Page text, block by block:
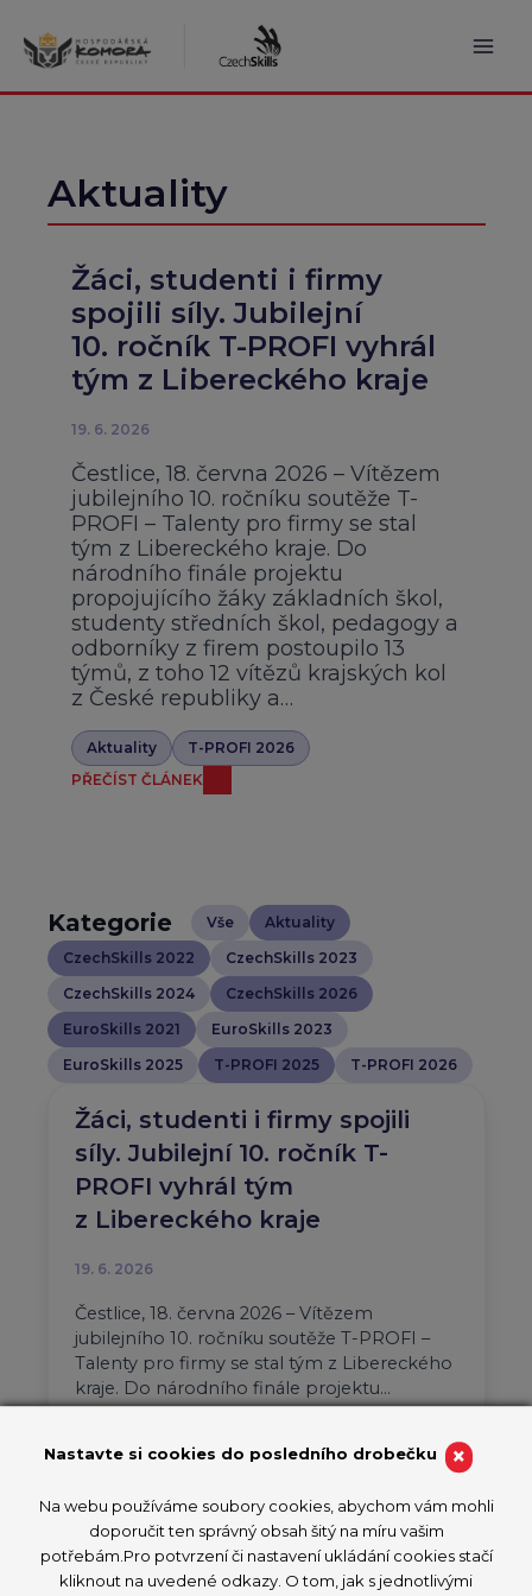
obsah
Aktuality
Žáci, studenti i firmy
spojili síly. Jubilejní
10. ročník T-PROFI vyhrál
tým z Libereckého kraje
19. 6. 2026
Čestlice, 18. června 2026 – Vítězem
jubilejního 10. ročníku soutěže T-
PROFI – Talenty pro firmy se stal
tým z Libereckého kraje. Do
národního finále projektu
propojujícího žáky základních škol,
studenty středních škol, pedagogy a
odborníky z firem postoupilo 13
týmů, z toho 12 vítězů krajských kol
z České republiky a…
Aktuality
T-PROFI 2026
PŘEČÍST ČLÁNEK
Kategorie Vše
Aktuality
CzechSkills 2022
CzechSkills 2023
CzechSkills 2024
CzechSkills 2026
EuroSkills 2021
EuroSkills 2023
EuroSkills 2025
T-PROFI 2025 T-PROFI 2026
Žáci, studenti i firmy spojili
síly. Jubilejní 10. ročník T-
PROFI vyhrál tým
z Libereckého kraje
19. 6. 2026
Čestlice, 18. června 2026 – Vítězem
jubilejního 10. ročníku soutěže T-PROFI –
Talenty pro firmy se stal tým z Libereckého
kraje. Do národního finále projektu…
×
Nastavte si cookies do posledního drobečku
Na webu používáme soubory cookies, abychom vám mohli
doporučit ten správný obsah šitý na míru vašim
potřebám.Pro potvrzení či nastavení ukládání cookies stačí
kliknout na uvedené odkazy. O tom, jak s jednotlivými